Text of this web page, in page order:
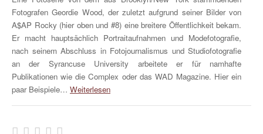
Fotografen Geordie Wood, der zuletzt aufgrund seiner Bilder von
A$AP Rocky (hier oben und #8) eine breitere Öffentlichkeit bekam.
Er macht hauptsächlich Portraitaufnahmen und Modefotografie,
nach seinem Abschluss in Fotojournalismus und Studiofotografie
an der Syrancuse University arbeitete er für namhafte
Publikationen wie die Complex oder das WAD Magazine. Hier ein
paar Beispiele… Weiterlesen